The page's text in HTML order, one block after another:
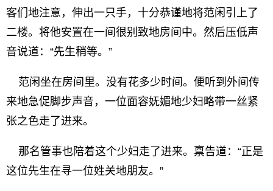
客们地注意，伸出一只手，十分恭谨地将范闲引上了
二楼。将他安置在一间很别致地房间中。然后压低声
音说道：“先生稍等。”
范闲坐在房间里。没有花多少时间。便听到外间传
来地急促脚步声音，一位面容妩媚地少妇略带一丝紧
张之色走了进来。
那名管事也陪着这个少妇走了进来。禀告道：“正是
这位先生在寻一位姓关地朋友。”